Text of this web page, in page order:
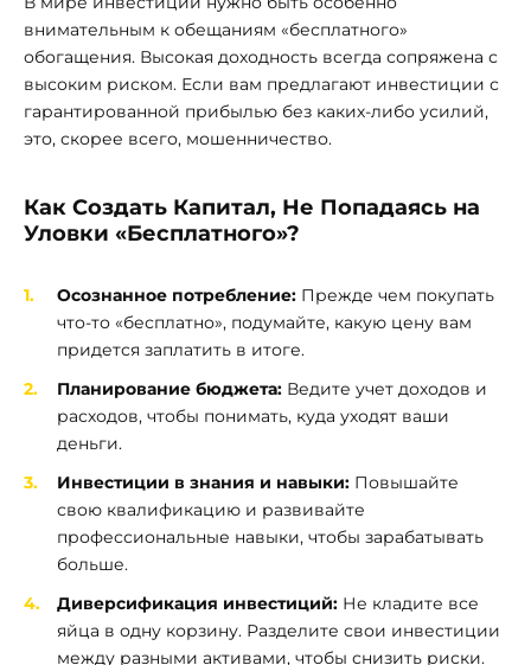
внимательным к обещаниям «бесплатного»
обогащения. Высокая доходность всегда сопряжена с
высоким риском. Если вам предлагают инвестиции с
гарантированной прибылью без каких-либо усилий,
это, скорее всего, мошенничество.
Как Создать Капитал, Не Попадаясь на
Уловки «Бесплатного»?
Осознанное потребление: Прежде чем покупать
что-то «бесплатно», подумайте, какую цену вам
придется заплатить в итоге.
Планирование бюджета: Ведите учет доходов и
расходов, чтобы понимать, куда уходят ваши
деньги.
Инвестиции в знания и навыки: Повышайте
свою квалификацию и развивайте
профессиональные навыки, чтобы зарабатывать
больше.
Диверсификация инвестиций: Не кладите все
яйца в одну корзину. Разделите свои инвестиции
между разными активами, чтобы снизить риски.